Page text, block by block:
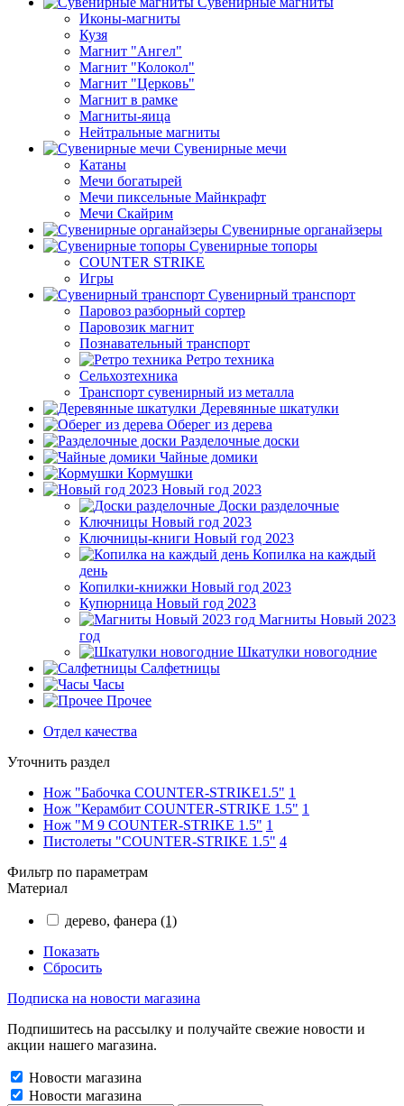
Иконы-магниты
Кузя
Магнит "Ангел"
Магнит "Колокол"
Магнит "Церковь"
Магнит в рамке
Магниты-яица
Нейтральные магниты
Сувенирные мечи
Катаны
Мечи богатырей
Мечи пиксельные Майнкрафт
Мечи Скайрим
Сувенирные органайзеры
Сувенирные топоры
COUNTER STRIKE
Игры
Сувенирный транспорт
Паровоз разборный сортер
Паровозик магнит
Познавательный транспорт
Ретро техника
Сельхозтехника
Транспорт сувенирный из металла
Деревянные шкатулки
Оберег из дерева
Разделочные доски
Чайные домики
Кормушки
Новый год 2023
Доски разделочные
Ключницы Новый год 2023
Ключницы-книги Новый год 2023
Копилка на каждый
день
Копилки-книжки Новый год 2023
Купюрница Новый год 2023
Магниты Новый 2023
год
Шкатулки новогодние
Салфетницы
Часы
Прочее
Отдел качества
Уточнить раздел
Нож "Бабочка COUNTER-STRIKE1.5" 1
Нож "Керамбит COUNTER-STRIKE 1.5" 1
Нож "М 9 COUNTER-STRIKE 1.5" 1
Пистолеты "COUNTER-STRIKE 1.5" 4
Фильтр по параметрам
Материал
дерево, фанера (1)
Показать
Сбросить
Подписка на новости магазина
Подпишитесь на рассылку и получайте свежие новости и
акции нашего магазина.
Новости магазина
Новости магазина